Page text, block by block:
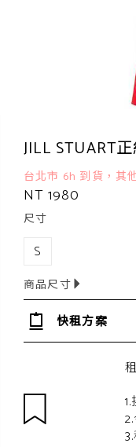
JILL STUART
台北市 6h 到貨，其
NT 1980
尺寸
S
商品尺寸
快租方案